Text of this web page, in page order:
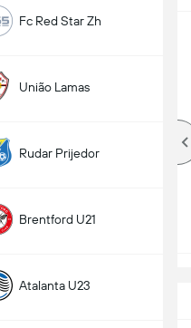
Fc Red Star Zh
União Lamas
Rudar Prijedor
Brentford U21
Atalanta U23